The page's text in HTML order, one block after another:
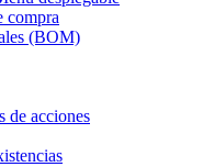
compra
(BOM)
de acciones